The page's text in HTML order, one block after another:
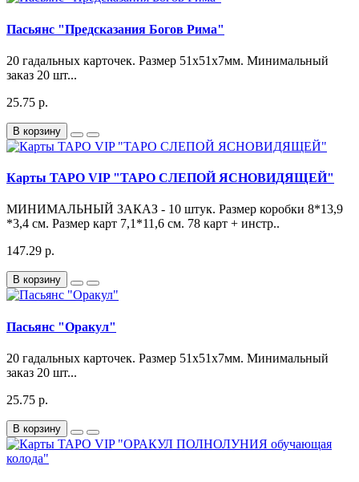
Пасьянс "Предсказания Богов Рима"
20 гадальных карточек. Размер 51х51х7мм. Минимальный
заказ 20 шт...
25.75 р.
В корзину
Карты ТАРО VIP "ТАРО СЛЕПОЙ ЯСНОВИДЯЩЕЙ"
МИНИМАЛЬНЫЙ ЗАКАЗ - 10 штук. Размер коробки 8*13,9
*3,4 см. Размер карт 7,1*11,6 см. 78 карт + инстр..
147.29 р.
В корзину
Пасьянс "Оракул"
20 гадальных карточек. Размер 51х51х7мм. Минимальный
заказ 20 шт...
25.75 р.
В корзину